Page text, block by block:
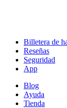
Billetera de
Reseñas
Seguridad
App
Blog
Ayuda
Tienda